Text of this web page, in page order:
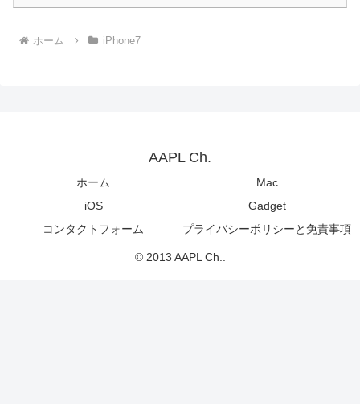
ホーム iPhone7
AAPL Ch.
ホーム
Mac
iOS
Gadget
コンタクトフォーム
プライバシーポリシーと免責事項
© 2013 AAPL Ch..